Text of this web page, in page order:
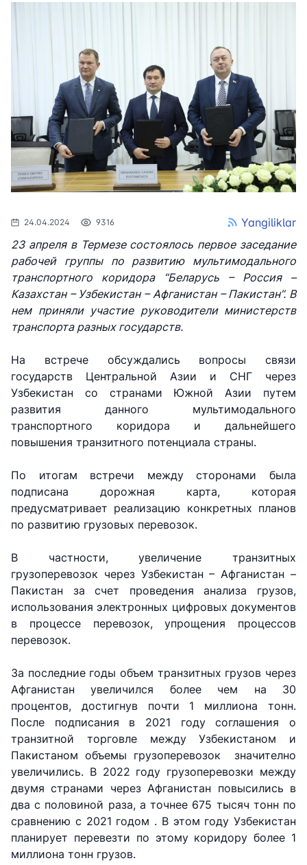
АО
"Uzbekistan
Airways"
Номер
телефона
доверия
+998 (78) 140-
02-00
АО
"O'zbekiston
Номер
телефона
доверия
+998 (71) 237-
99-98
АО
"Uzbekistan
Номер
телефона
доверия
+998 (55) 501-
47-09
АО
"Тошшахартрансхизмат"
Номер
телефона
доверия
ООО
"Узавтовокзал
сервис"
Номер
телефона
Комитет по
автомобильным
дорогам
Номер
24.04.2024 9316
Yangiliklar
23 апреля в Термезе состоялось первое заседание
рабочей группы по развитию мультимодального
транспортного коридора “Беларусь – Россия –
Казахстан – Узбекистан – Афганистан – Пакистан”. В
нем приняли участие руководители министерств
транспорта разных государств.
На встрече обсуждались вопросы связи
государств Центральной Азии и СНГ через
Узбекистан со странами Южной Азии путем
развития данного мультимодального
транспортного коридора и дальнейшего
повышения транзитного потенциала страны.
По итогам встречи между сторонами была
подписана дорожная карта, которая
предусматривает реализацию конкретных планов
по развитию грузовых перевозок.
В частности, увеличение транзитных
грузоперевозок через Узбекистан – Афганистан –
Пакистан за счет проведения анализа грузов,
использования электронных цифровых документов
в процессе перевозок, упрощения процессов
перевозок.
За последние годы объем транзитных грузов через
Афганистан увеличился более чем на 30
процентов, достигнув почти 1 миллиона тонн.
После подписания в 2021 году соглашения о
транзитной торговле между Узбекистаном и
Пакистаном объемы грузоперевозок значително
увеличились. В 2022 году грузоперевозки между
двумя странами через Афганистан повысились в
два с половиной раза, а точнее 675 тысяч тонн по
сравнению с 2021 годом . В этом году Узбекистан
планирует перевезти по этому коридору более 1
миллиона тонн грузов.